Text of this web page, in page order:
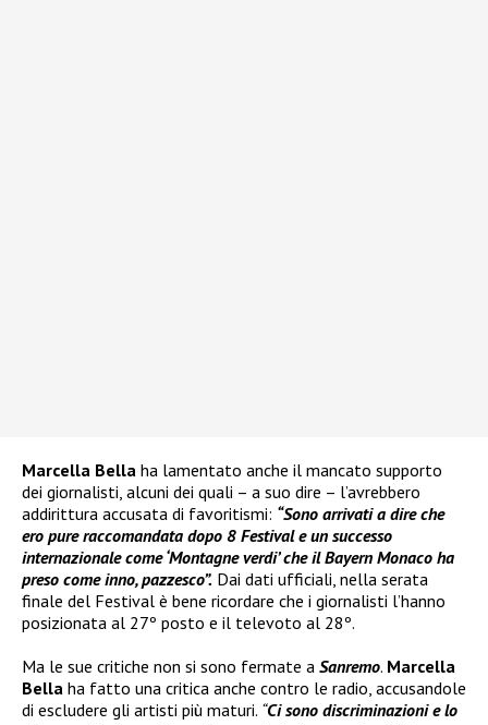
Marcella Bella ha lamentato anche il mancato supporto
dei giornalisti, alcuni dei quali – a suo dire – l’avrebbero
addirittura accusata di favoritismi: “Sono arrivati a dire che
ero pure raccomandata dopo 8 Festival e un successo
internazionale come ‘Montagne verdi’ che il Bayern Monaco ha
preso come inno, pazzesco”. Dai dati ufficiali, nella serata
finale del Festival è bene ricordare che i giornalisti l’hanno
posizionata al 27º posto e il televoto al 28º.
Ma le sue critiche non si sono fermate a Sanremo. Marcella
Bella ha fatto una critica anche contro le radio, accusandole
di escludere gli artisti più maturi. “Ci sono discriminazioni e lo